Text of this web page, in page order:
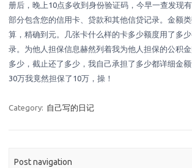
册后，晚上10点多收到身份验证码，今早一查发现
部分包含您的信用卡、贷款和其他信贷记录。金额
算，精确到元。几张卡什么样的卡多少额度用了多
录。为他人担保信息赫然列着我为他人担保的公积
多少，截止还了多少，我自己承担了多少都详细金
30万我竟然担保了10万，操！
Category: 自己写的日记
Post navigation